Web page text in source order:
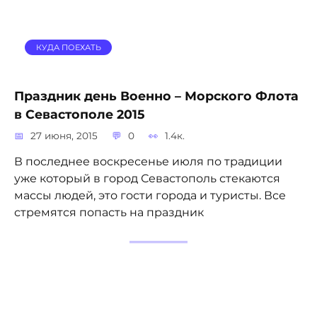
КУДА ПОЕХАТЬ
Праздник день Военно – Морского Флота
в Севастополе 2015
27 июня, 2015 0 1.4к.
В последнее воскресенье июля по традиции
уже который в город Севастополь стекаются
массы людей, это гости города и туристы. Все
стремятся попасть на праздник